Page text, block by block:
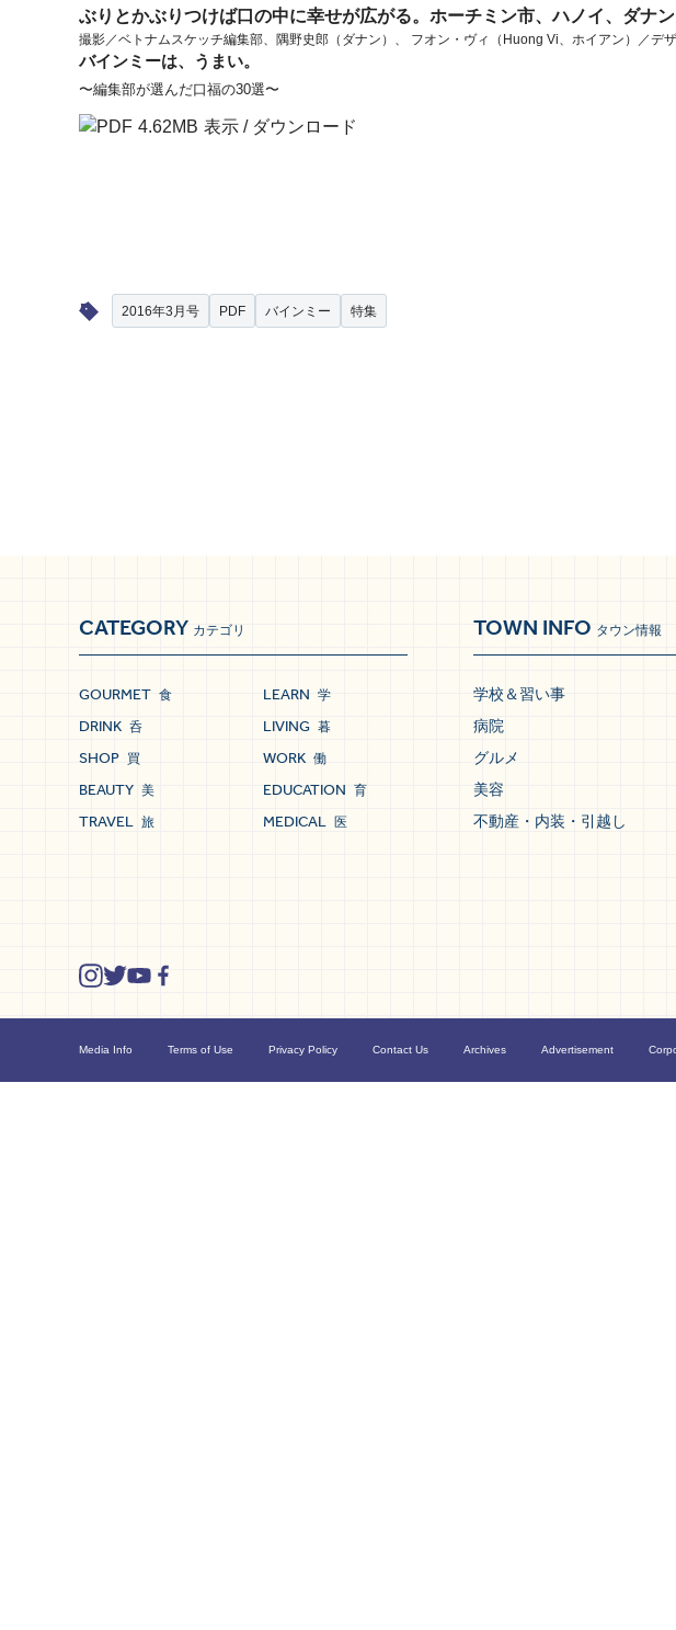
ぶりとかぶりつけば口の中に幸せが広がる。ホーチミン市、ハノイ、ダナ
撮影／ベトナムスケッチ編集部、隅野史郎（ダナン）、 フオン・ヴィ（Huong Vi、ホイアン）／デ
バインミーは、うまい。
〜編集部が選んだ口福の30選〜
4.62MB 表示 / ダウンロード
2016年3月号 PDF バインミー 特集
CATEGORY カテゴリ
GOURMET 食
DRINK 呑
SHOP 買
BEAUTY 美
TRAVEL 旅
LEARN 学
LIVING 暮
WORK 働
EDUCATION 育
MEDICAL 医
TOWN INFO タウン情報
学校＆習い事
病院
グルメ
美容
不動産・内装・引越し
Media Info Terms of Use Privacy Policy Contact Us Archives Advertisement